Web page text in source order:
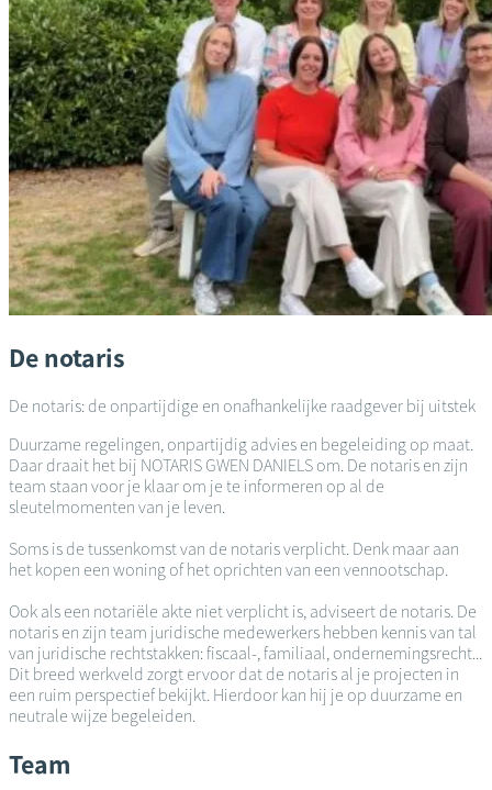
De notaris
De notaris: de onpartijdige en onafhankelijke raadgever bij uitstek
Duurzame regelingen, onpartijdig advies en begeleiding op maat.
Daar draait het bij NOTARIS GWEN DANIELS om. De notaris en zijn
team staan voor je klaar om je te informeren op al de
sleutelmomenten van je leven.
Soms is de tussenkomst van de notaris verplicht. Denk maar aan
het kopen een woning of het oprichten van een vennootschap.
Ook als een notariële akte niet verplicht is, adviseert de notaris. De
notaris en zijn team juridische medewerkers hebben kennis van tal
van juridische rechtstakken: fiscaal-, familiaal, ondernemingsrecht...
Dit breed werkveld zorgt ervoor dat de notaris al je projecten in
een ruim perspectief bekijkt. Hierdoor kan hij je op duurzame en
neutrale wijze begeleiden.
Team